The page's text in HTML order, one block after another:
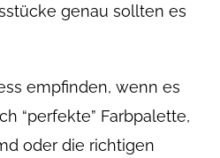
genau sollten es
empfinden, wenn es
“perfekte” Farbpalette,
oder die richtigen